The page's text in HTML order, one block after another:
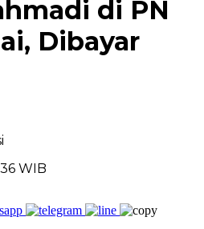
di PN
Dibayar
WIB